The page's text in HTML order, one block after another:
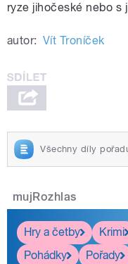
ryze jihočeské nebo s
autor: Vít Troníček
Všechny díly
mujRozhlas
Hry a četby
Krimi
Pohádky
Pořady